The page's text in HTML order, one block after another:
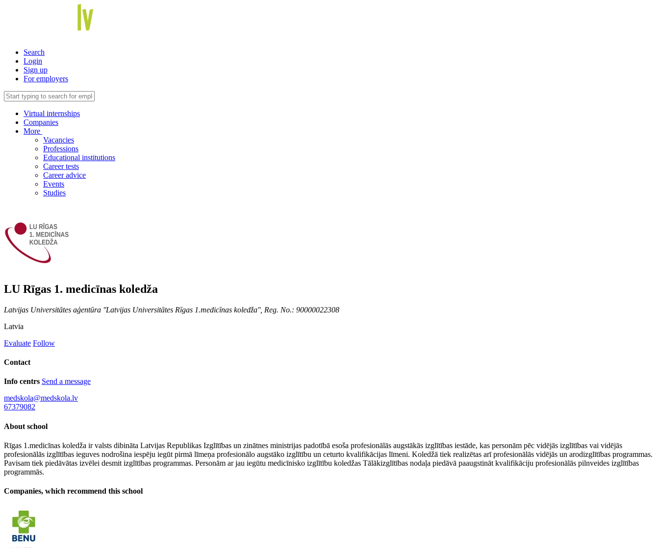
Search
Login
Sign up
For employers
Virtual internships
Companies
More
Vacancies
Professions
Educational institutions
Career tests
Career advice
Events
Studies
LU Rīgas 1. medicīnas koledža
Latvijas Universitātes aģentūra ''Latvijas Universitātes Rīgas 1.medicīnas koledža'', Reg. No.: 90000022308
Latvia
Evaluate Follow
Contact
Info centrs Send a message
medskola@medskola.lv
67379082
About school
Rīgas 1.medicīnas koledža ir valsts dibināta Latvijas Republikas Izglītības un zinātnes ministrijas padotībā esoša profesionālās augstākās izglītības iestāde, kas personām pēc vidējās izglītības vai vidējās
profesionālās izglītības ieguves nodrošina iespēju iegūt pirmā līmeņa profesionālo augstāko izglītību un ceturto kvalifikācijas līmeni. Koledžā tiek realizētas arī profesionālās vidējās un arodizglītības programmas.
Pavisam tiek piedāvātas izvēlei desmit izglītības programmas. Personām ar jau iegūtu medicīnisko izglītību koledžas Tālākizglītības nodaļa piedāvā paaugstināt kvalifikāciju profesionālās pilnveides izglītības
programmās.
Companies, which recommend this school